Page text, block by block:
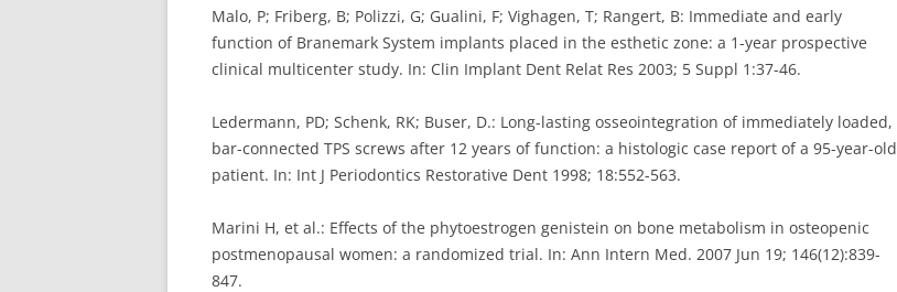
Malo, P; Friberg, B; Polizzi, G; Gualini, F; Vighagen, T; Rangert, B: Immediate and early
function of Branemark System implants placed in the esthetic zone: a 1-year prospective
clinical multicenter study. In: Clin Implant Dent Relat Res 2003; 5 Suppl 1:37-46.
Ledermann, PD; Schenk, RK; Buser, D.: Long-lasting osseointegration of immediately loaded,
bar-connected TPS screws after 12 years of function: a histologic case report of a 95-year-old
patient. In: Int J Periodontics Restorative Dent 1998; 18:552-563.
Marini H, et al.: Effects of the phytoestrogen genistein on bone metabolism in osteopenic
postmenopausal women: a randomized trial. In: Ann Intern Med. 2007 Jun 19; 146(12):839-
847.